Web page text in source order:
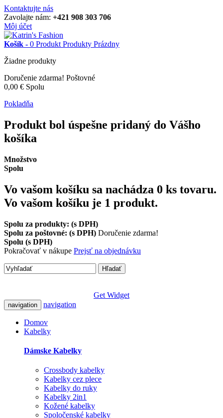
Kontaktujte nás
Zavolajte nám: +421 908 303 706
Môj účet
Košík - 0 Produkt Produkty Prázdny
Žiadne produkty
Doručenie zdarma! Poštovné
0,00 € Spolu
Pokladňa
Produkt bol úspešne pridaný do Vášho
košíka
Množstvo
Spolu
Vo vašom košíku sa nachádza 0 ks tovaru.
Vo vašom košíku je 1 produkt.
Spolu za produkty: (s DPH)
Spolu za poštovné: (s DPH) Doručenie zdarma!
Spolu (s DPH)
Pokračovať v nákupe Prejsť na objednávku
Hľadať
Get Widget
navigation navigation
Domov
Kabelky
Dámske Kabelky
Crossbody kabelky
Kabelky cez plece
Kabelky do ruky
Kabelky 2in1
Kožené kabelky
Spoločenské kabelky